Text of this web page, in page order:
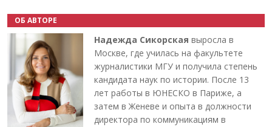
ОБ АВТОРЕ
Надежда Сикорская выросла в
Москве, где училась на факультете
журналистики МГУ и получила степень
кандидата наук по истории. После 13
лет работы в ЮНЕСКО в Париже, а
затем в Женеве и опыта в должности
директора по коммуникациям в